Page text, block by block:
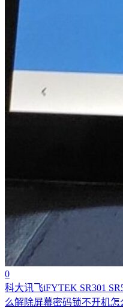
0
科大讯飞iFYTEK SR301
么解除屏幕密码锁不开机怎